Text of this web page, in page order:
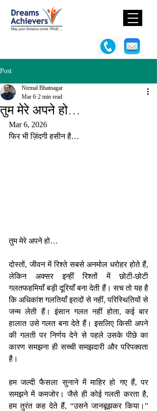
Post
तुम मेरे अपने हो…
Nirmal Bhatnagar
Mar 6 2 min read
Mar 6, 2026
फिर भी ज़िंदगी हसीन है…
तुम मेरे अपने हो…
दोस्तों, जीवन में रिश्ते सबसे अनमोल धरोहर होते हैं,
लेकिन अक्सर इन्हीं रिश्तों में छोटी-छोटी
गलतफहमियाँ बड़ी दूरियाँ बना देती हैं। सच तो यह है
कि अधिकांश गलतियाँ इरादों से नहीं, परिस्थितियों से
जन्म लेती हैं। इंसान गलत नहीं होता, कई बार
हालात उसे गलत बना देते हैं। इसलिए किसी अपने
की गलती पर निर्णय देने से पहले उसके पीछे का
कारण समझना ही सच्ची समझदारी और परिपक्वता
है।
हम जल्दी फैसला सुनाने में माहिर हो गए हैं, पर
समझने में कमजोर। जैसे ही कोई गलती करता है,
हम तुरंत कह देते हैं, “उसने जानबूझकर किया।”